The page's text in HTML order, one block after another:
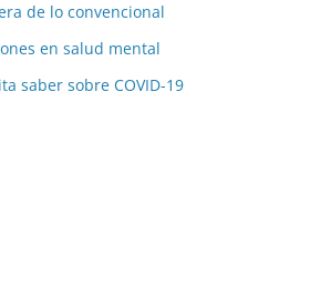
de lo convencional
en salud mental
saber sobre COVID-19